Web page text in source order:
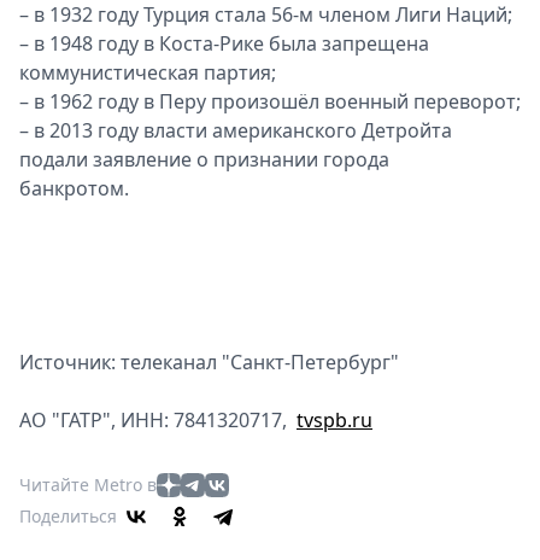
– в 1932 году Турция стала 56-м членом Лиги Наций;
– в 1948 году в Коста-Рике была запрещена
коммунистическая партия;
– в 1962 году в Перу произошёл военный переворот;
– в 2013 году власти американского Детройта
подали заявление о признании города
банкротом.
Источник: телеканал "Санкт-Петербург"
АО "ГАТР", ИНН: 7841320717, tvspb.ru
Читайте Metro в
Поделиться